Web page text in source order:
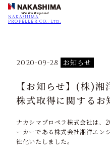
NAKASHIMA
PROPELLER CO., Ltd.
2020-09-28 お知らせ
【お知らせ】(株)
株式取得に関するお
ナカシマプロペラ株式会社は、
ーカーである株式会社湘洋エン
社化いたしました。